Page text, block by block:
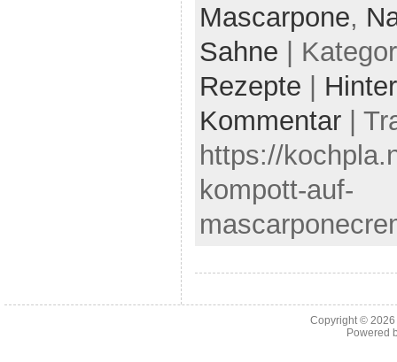
Mascarpone,
Sahne |
Rezepte
Kommentar|
https://
kompott-auf-
Copyright ©
Powered